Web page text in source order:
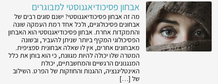
אבחון פסיכודיאגנוסטי למבוגרים
מה זה אבחון פסיכודיאגנוסטי? ישנם סוגים רבים של
אבחונים פסיכולוגיים, ולכל אחד רמת העמקה שונה
והתמקדות אחרת. אבחון פסיכודיאגנוסטי הוא האבחון
הפסיכולוגי המקיף ביותר שניתן להעביר, ובשונה
מאבחונים אחרים, אין לו שאלה אבחונית ספציפית.
המטרה שלו יכולה להיות מגוונת, כי הוא בוחן את כלל
המנגנונים הרגשיים והמחשבתיים, יכולת
האינטליגנציה, ההגנות והחוזקות של הפרט. השילוב
של […]